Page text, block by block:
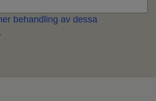
behandling av dessa